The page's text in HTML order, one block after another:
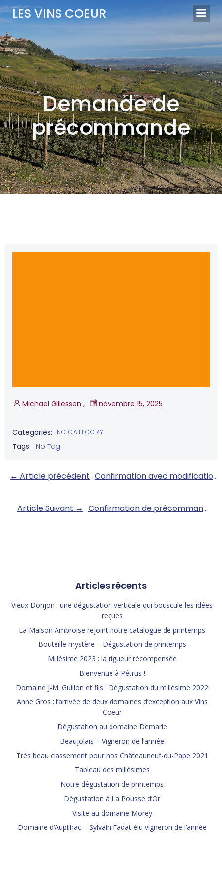
au
LES VINS COEUR
Demande de
précommande
Michael Gillessen , novembre 15, 2025
Categories: NO CATEGORY
Tags: No Tag
Post
navigation
← Article précédent Confirmation avec modifications
Post
Article Suivant → Confirmation de précommande
Articles récents
Vieux Donjon : une dégustation verticale qui bouscule les idées
reçues
La Maison Ambroise rejoint notre catalogue de printemps
Bouteille mystère – Dégustation de printemps
Millésime 2023 : la rigueur récompensée
Bienvenue à Pétrus !
Domaine J-M. Guillon et fils : Dégustation du millésime 2022
Anne Gros : l’arrivée de deux domaines d’exception aux Vins
Coeur
Dégustation au domaine Demarie
Beaujolais – Vigneron de l’année
Très beau classement pour nos Châteauneuf-du-Pape 2021
Tableau des millésimes
Notre dégustation de printemps
Dégustation à La Pousse d’Or
Visite au domaine Morey
Domaine d’Aupilhac – Sylvain Fadat élu vigneron de l’année